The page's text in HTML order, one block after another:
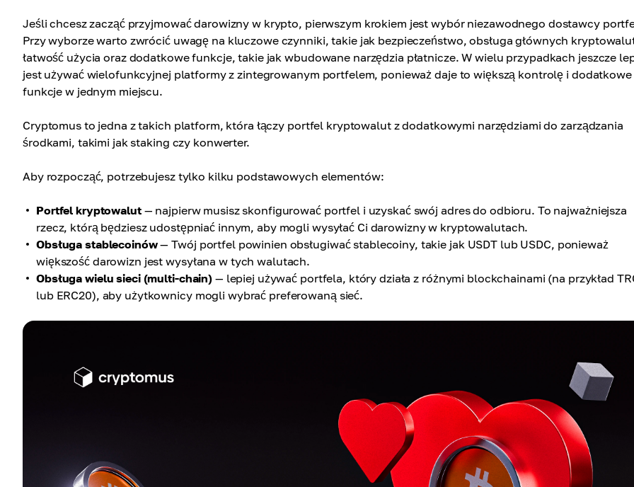
Jeśli chcesz zacząć przyjmować darowizny w krypto, pierwszym krokiem jest wybór niezawodnego dostawcy
Przy wyborze warto zwrócić uwagę na kluczowe czynniki, takie jak bezpieczeństwo, obsługa głównych
łatwość użycia oraz dodatkowe funkcje, takie jak wbudowane narzędzia płatnicze. W wielu przypadkach jeszcze
jest używać wielofunkcyjnej platformy z zintegrowanym portfelem, ponieważ daje to większą kontrolę i dodatkowe
funkcje w jednym miejscu.
Cryptomus to jedna z takich platform, która łączy portfel kryptowalut z dodatkowymi narzędziami do zarządzania
środkami, takimi jak staking czy konwerter.
Aby rozpocząć, potrzebujesz tylko kilku podstawowych elementów:
Portfel kryptowalut— najpierw musisz skonfigurować portfel i uzyskać swój adres do odbioru. To najważniejsza
rzecz, którą będziesz udostępniać innym, aby mogli wysyłać Ci darowizny w kryptowalutach.
Obsługa stablecoinów— Twój portfel powinien obsługiwać stablecoiny, takie jak USDT lub USDC, ponieważ
większość darowizn jest wysyłana w tych walutach.
Obsługa wielu sieci (multi-chain) — lepiej używać portfela, który działa z różnymi blockchainami (na przykład
lub ERC20), aby użytkownicy mogli wybrać preferowaną sieć.